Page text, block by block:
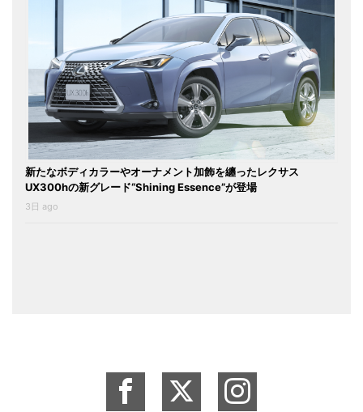
新たなボディカラーやオーナメント加飾を纏ったレクサス
UX300hの新グレード“Shining Essence”が登場
3日 ago